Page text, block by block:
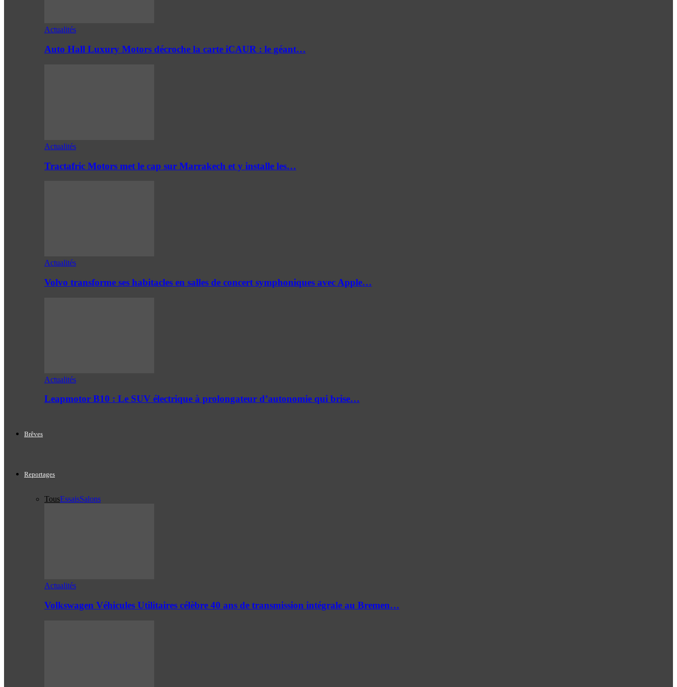
Actualités
Auto Hall Luxury Motors décroche la carte iCAUR : le géant…
Actualités
Tractafric Motors met le cap sur Marrakech et y installe les…
Actualités
Volvo transforme ses habitacles en salles de concert symphoniques avec Apple…
Actualités
Leapmotor B10 : Le SUV électrique à prolongateur d’autonomie qui brise…
Brêves
Reportages
TousEssaisSalons
Actualités
Volkswagen Véhicules Utilitaires célèbre 40 ans de transmission intégrale au Bremen…